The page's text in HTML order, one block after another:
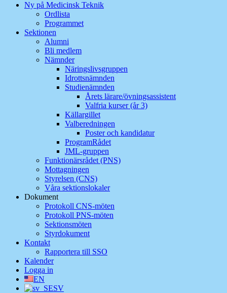
Ny på Medicinsk Teknik
Ordlista
Programmet
Sektionen
Alumni
Bli medlem
Nämnder
Näringslivsgruppen
Idrottsnämnden
Studienämnden
Årets lärare/övningsassistent
Valfria kurser (år 3)
Källargillet
Valberedningen
Poster och kandidatur
ProgramRådet
JML-gruppen
Funktionärsrådet (PNS)
Mottagningen
Styrelsen (CNS)
Våra sektionslokaler
Dokument
Protokoll CNS-möten
Protokoll PNS-möten
Sektionsmöten
Styrdokument
Kontakt
Rapportera till SSO
Kalender
Logga in
EN
SV